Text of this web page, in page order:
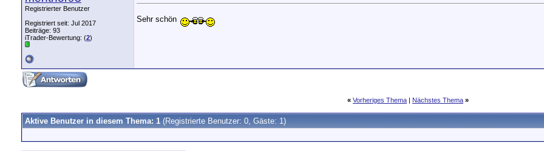
Registrierter Benutzer
Registriert seit: Jul 2017
Beiträge: 93
iTrader-Bewertung: (2)
Sehr schön
« Vorheriges Thema | Nächstes Thema »
Aktive Benutzer in diesem Thema: 1 (Registrierte Benutzer: 0, Gäste: 1)